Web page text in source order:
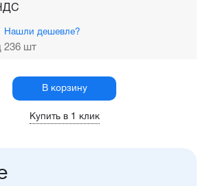
Нашли дешевле?
236 шт
В корзину
Купить в 1 клик